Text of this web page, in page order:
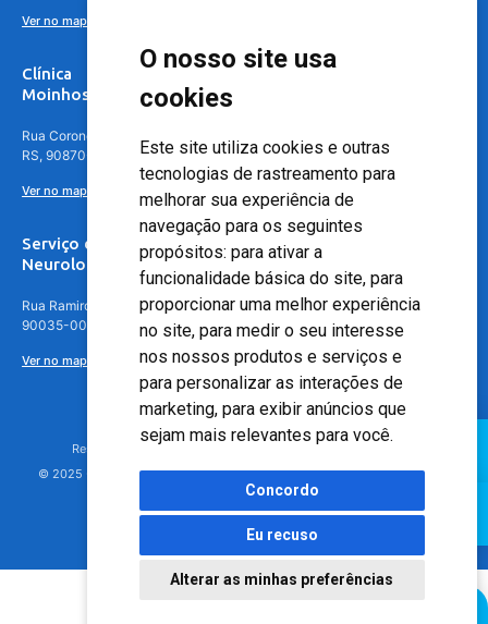
O nosso site usa
cookies
Este site utiliza cookies e outras
tecnologias de rastreamento para
melhorar sua experiência de
navegação para os seguintes
propósitos: para ativar a
funcionalidade básica do site, para
proporcionar uma melhor experiência
no site, para medir o seu interesse
nos nossos produtos e serviços e
para personalizar as interações de
marketing, para exibir anúncios que
sejam mais relevantes para você.
Concordo
Eu recuso
Alterar as minhas preferências
Ver no mapa
Clínica
Moinhos de Vento - Teresópolis
Rua Coronel Aparício Borges, 250 - 3º andar - Teresópolis, Porto Alegre -
RS, 90870-016
Ver no mapa
Serviço de
Neurologia
Rua Ramiro Barcelos, 630 – 5º andar – Floresta, Porto Alegre – RS,
90035-001
Ver no mapa
Responsável Técnico: Dr. Luiz Antonio Nasi - CREMERS 11217
© 2025 - Hospital Moinhos de Vento - Registro Empresa (CRM-RS): 425